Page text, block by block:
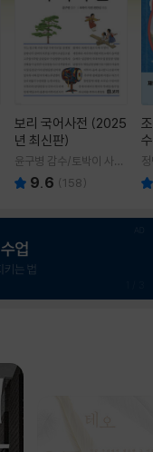
보리 국어사전 (2025
년 최신판)
윤구병 감수/토박이 사전
편찬실 편
9.6 (158)